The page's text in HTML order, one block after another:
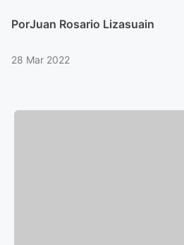
PorJuan Rosario Lizasuain
28 Mar 2022